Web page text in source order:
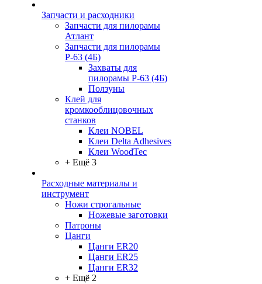
Запчасти и расходники
Запчасти для пилорамы
Атлант
Запчасти для пилорамы
Р-63 (4Б)
Захваты для
пилорамы Р-63 (4Б)
Ползуны
Клей для
кромкооблицовочных
станков
Клеи NOBEL
Клеи Delta Adhesives
Клеи WoodTec
+ Ещё 3
Расходные материалы и
инструмент
Ножи строгальные
Ножевые заготовки
Патроны
Цанги
Цанги ER20
Цанги ER25
Цанги ER32
+ Ещё 2